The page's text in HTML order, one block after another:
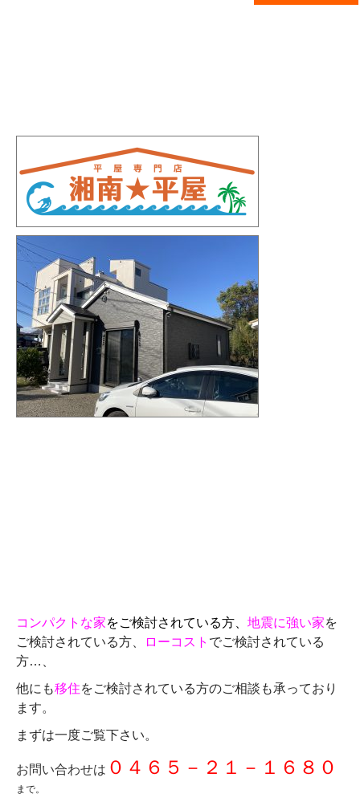
コンパクトな家をご検討されている方、 地震に強い家を
ご検討されている方、
ローコスト でご検討されている
方…、
他にも移住をご検討されている方のご相談も承っており
ます。
まずは一度ご覧下さい。
お問い合わせは ０４６５－２１－１６８０
まで。